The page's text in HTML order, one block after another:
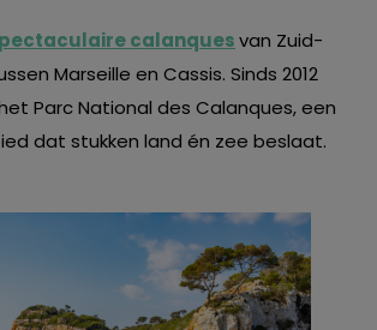
calanquesvan Zuid-
Marseille en Cassis. Sinds 2012
Parc National des Calanques, een
dat stukken land én zee beslaat.